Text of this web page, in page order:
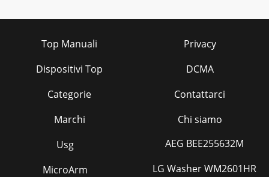
Top Manuali
Dispositivi Top
Categorie
Marchi
Privacy
DCMA
Contattarci
Chi siamo
Usg
MicroArm
AEG BEE255632M
LG Washer WM2601HR